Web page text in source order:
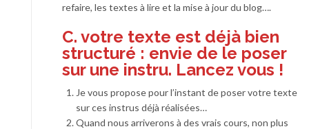
refaire, les textes à lire et la mise à jour du blog….
C. votre texte est déjà bien
structuré : envie de le poser
sur une instru. Lancez vous !
Je vous propose pour l’instant de poser votre texte
sur ces instrus déjà réalisées…
Quand nous arriverons à des vrais cours, non plus